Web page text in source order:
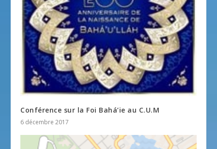
Conférence sur la Foi Bahá’ie au C.U.M
6 décembre 2017